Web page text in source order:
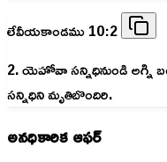
లేవీయకాండము 10:2
2. యెహోవా సన్నిధినుండి అగ్ని
సన్నిధిని మృతిబొందిరి.
అనధికారిక ఆఫర్